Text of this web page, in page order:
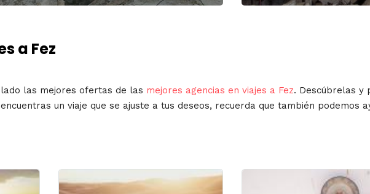
a Fez
las mejores ofertas de las mejores agencias en viajes a Fez. Descúbrelas y
un viaje que se ajuste a tus deseos, recuerda que también podemos